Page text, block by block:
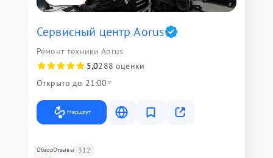
Сервисный центр Aorus
Ремонт техники Aorus
5,0288 оценки
Открыто до 21:00
Маршрут
ОбзорОтзывы 312